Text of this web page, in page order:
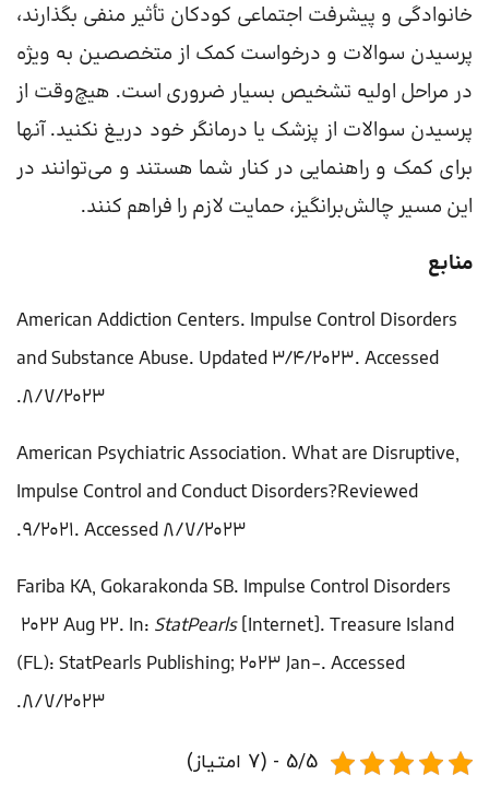
خانوادگی و پیشرفت اجتماعی کودکان تأثیر منفی بگذارند،
پرسیدن سوالات و درخواست کمک از متخصصین به ویژه
در مراحل اولیه تشخیص بسیار ضروری است. هیچ‌وقت از
پرسیدن سوالات از پزشک یا درمانگر خود دریغ نکنید. آنها
برای کمک و راهنمایی در کنار شما هستند و می‌توانند در
این مسیر چالش‌برانگیز، حمایت لازم را فراهم کنند.
منابع
American Addiction Centers. Impulse Control Disorders
and Substance Abuse. Updated 3/4/2023. Accessed
8/7/2023.
American Psychiatric Association.What are Disruptive,
Impulse Control and Conduct Disorders?Reviewed
9/2021. Accessed 8/7/2023.
Fariba KA, Gokarakonda SB. Impulse Control Disorders
2022 Aug 22. In: StatPearls[Internet]. Treasure Island
(FL): StatPearls Publishing; 2023 Jan-. Accessed
8/7/2023.
5/5 - (7 امتیاز)